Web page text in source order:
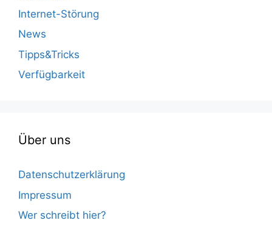
Internet-Störung
News
Tipps&Tricks
Verfügbarkeit
Über uns
Datenschutzerklärung
Impressum
Wer schreibt hier?